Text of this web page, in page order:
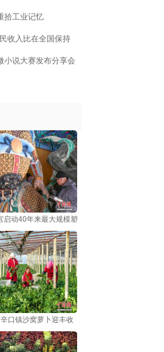
拾工业记忆
收入比在全国保持
小说大赛发布分享会
动海河之畔
启动40年来最大规模塑像修复 非遗技艺护航700
口镇沙窝萝卜迎丰收